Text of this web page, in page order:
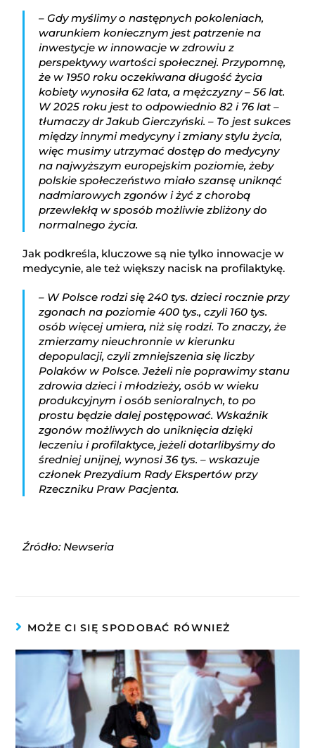
– Gdy myślimy o następnych pokoleniach,
warunkiem koniecznym jest patrzenie na
inwestycje w innowacje w zdrowiu z
perspektywy wartości społecznej. Przypomnę,
że w 1950 roku oczekiwana długość życia
kobiety wynosiła 62 lata, a mężczyzny – 56 lat.
W 2025 roku jest to odpowiednio 82 i 76 lat –
tłumaczy dr Jakub Gierczyński. – To jest sukces
między innymi medycyny i zmiany stylu życia,
więc musimy utrzymać dostęp do medycyny
na najwyższym europejskim poziomie, żeby
polskie społeczeństwo miało szansę uniknąć
nadmiarowych zgonów i żyć z chorobą
przewlekłą w sposób możliwie zbliżony do
normalnego życia.
Jak podkreśla, kluczowe są nie tylko innowacje w
medycynie, ale też większy nacisk na profilaktykę.
– W Polsce rodzi się 240 tys. dzieci rocznie przy
zgonach na poziomie 400 tys., czyli 160 tys.
osób więcej umiera, niż się rodzi. To znaczy, że
zmierzamy nieuchronnie w kierunku
depopulacji, czyli zmniejszenia się liczby
Polaków w Polsce. Jeżeli nie poprawimy stanu
zdrowia dzieci i młodzieży, osób w wieku
produkcyjnym i osób senioralnych, to po
prostu będzie dalej postępować. Wskaźnik
zgonów możliwych do uniknięcia dzięki
leczeniu i profilaktyce, jeżeli dotarlibyśmy do
średniej unijnej, wynosi 36 tys. – wskazuje
członek Prezydium Rady Ekspertów przy
Rzeczniku Praw Pacjenta.
Źródło: Newseria
MOŻE CI SIĘ SPODOBAĆ RÓWNIEŻ